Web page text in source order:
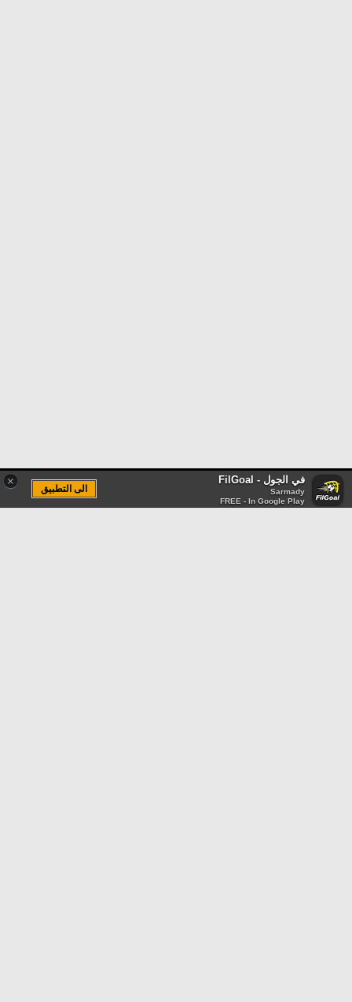
× في الجول - FilGoal
Sarmady
FREE - In Google Play
الى التطبيق